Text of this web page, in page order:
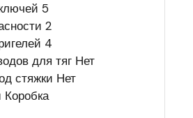
5
2
4
для тяг Нет
стяжки Нет
Коробка